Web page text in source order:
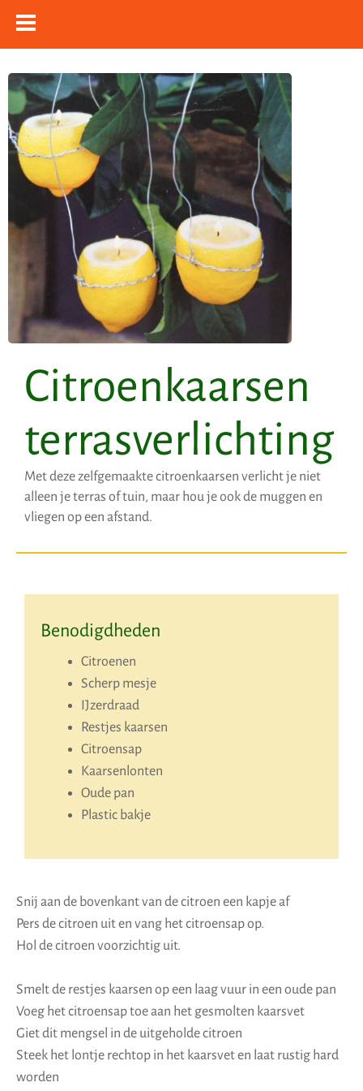
Citroenkaarsen
terrasverlichting
Met deze zelfgemaakte citroenkaarsen verlicht je niet
alleen je terras of tuin, maar hou je ook de muggen en
vliegen op een afstand.
Benodigdheden
Citroenen
Scherp mesje
IJzerdraad
Restjes kaarsen
Citroensap
Kaarsenlonten
Oude pan
Plastic bakje
Snij aan de bovenkant van de citroen een kapje af
Pers de citroen uit en vang het citroensap op.
Hol de citroen voorzichtig uit.
Smelt de restjes kaarsen op een laag vuur in een oude pan
Voeg het citroensap toe aan het gesmolten kaarsvet
Giet dit mengsel in de uitgeholde citroen
Steek het lontje rechtop in het kaarsvet en laat rustig hard
worden